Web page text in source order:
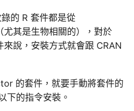
的 R 套件都是從
其是生物相關的），對於
說，安裝方式就會跟 CRAN
的套件，就要手動將套件的
下的指令安裝。